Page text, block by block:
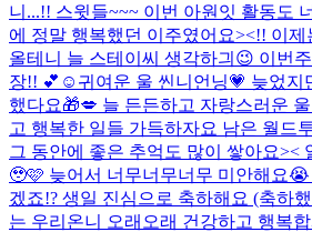
니...!! 스윗들~~~ 이번 아원잇 활동도
에 정말 행복했던 이주였어요><!! 이제
올테니 늘 스테이씨 생각하긔😉 이번
장!! 💕☺️ 귀여운 울 씬니언닝💗 늦었지
했다요🎁💋 늘 든든하고 자랑스러운
고 행복한 일들 가득하자요 남은 월드
그 동안에 좋은 추억도 많이 쌓아요><
🥹🩷 늦어서 너무너무너무 미안해요
겠죠!? 생일 진심으로 축하해요 (축하
는 우리온니 오래오래 건강하고 행복